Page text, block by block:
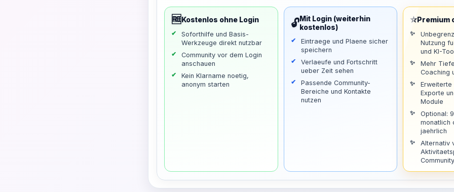
🆓 Kostenlos ohne Login
Soforthilfe und Basis-
Werkzeuge direkt nutzbar
Community vor dem Login
anschauen
Kein Klarname noetig,
anonym starten
🔓Mit Login (weiterhin
kostenlos)
Eintraege und Plaene sicher
speichern
Verlaeufe und Fortschritt
ueber Zeit sehen
Passende Community-
Bereiche und Kontakte
nutzen
⭐Premium
Nutzung
und KI-
Mehr
Coaching
Erweiterte
Exporte
Module
Optional:
monatlich
jaehrlich
Alternativ